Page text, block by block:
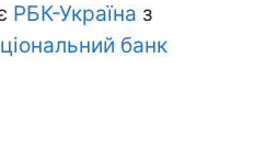
РБК-Україна з
банк